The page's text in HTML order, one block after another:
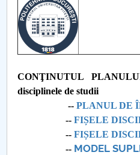
STUDENTI CUP
Ghiduri pentru STUDENȚI
Relations publiques
Relations Internationales
CONŢINUTUL
disciplinele de studii
--PLANUL DE
--FIȘELE
--FIȘELE
-- MODEL